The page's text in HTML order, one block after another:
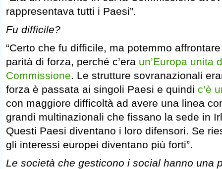
rappresentava tutti i Paesi”.
Fu difficile?
“Certo che fu difficile, ma potemmo
parità di forza, perché c’era un’Europa unita
Commissione. Le strutture sovranazionali
forza è passata ai singoli Paesi e quindi c’è
con maggiore difficoltà ad avere una linea
grandi multinazionali che fissano la sede in
Questi Paesi diventano i loro difensori. Se
gli interessi europei diventano più forti”.
Le società che gesticono i social hanno una